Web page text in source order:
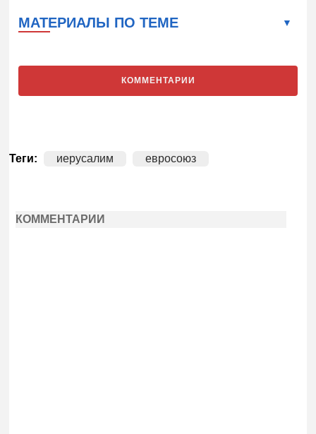
МАТЕРИАЛЫ ПО ТЕМЕ
КОММЕНТАРИИ
Теги: иерусалим евросоюз
КОММЕНТАРИИ